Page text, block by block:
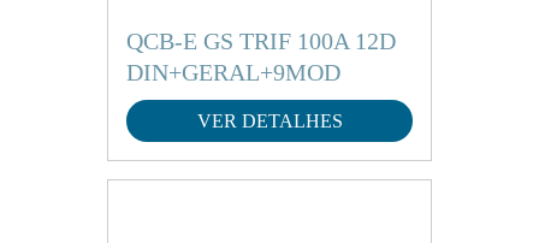
QCB-E GS TRIF 100A 12D
DIN+GERAL+9MOD
VER DETALHES